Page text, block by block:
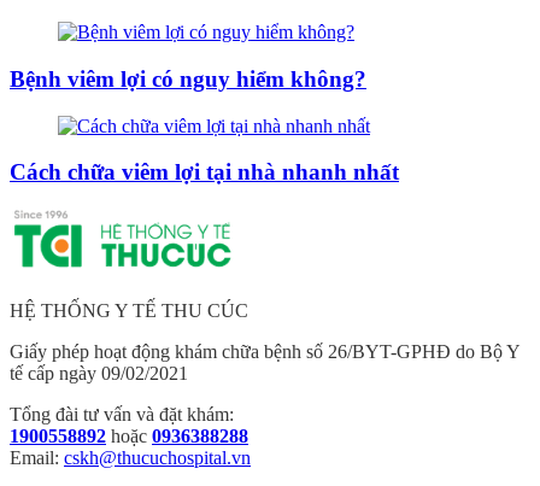
Bệnh viêm lợi có nguy hiểm không?
Cách chữa viêm lợi tại nhà nhanh nhất
HỆ THỐNG Y TẾ THU CÚC
Giấy phép hoạt động khám chữa bệnh số 26/BYT-GPHĐ do Bộ Y
tế cấp ngày 09/02/2021
Tổng đài tư vấn và đặt khám:
1900558892 hoặc 0936388288
Email: cskh@thucuchospital.vn